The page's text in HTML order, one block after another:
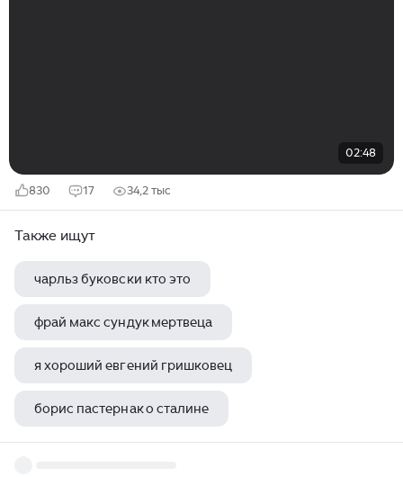
02:48
830 17 34,2 тыс
Также ищут
чарльз буковски кто это
фрай макс сундук мертвеца
я хороший евгений гришковец
борис пастернак о сталине